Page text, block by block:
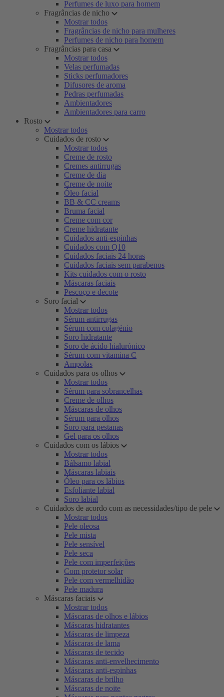
Perfumes de luxo para homem
Fragrâncias de nicho
Mostrar todos
Fragrâncias de nicho para mulheres
Perfumes de nicho para homem
Fragrâncias para casa
Mostrar todos
Velas perfumadas
Sticks perfumadores
Difusores de aroma
Pedras perfumadas
Ambientadores
Ambientadores para carro
Rosto
Mostrar todos
Cuidados de rosto
Mostrar todos
Creme de rosto
Cremes antirrugas
Creme de dia
Creme de noite
Óleo facial
BB & CC creams
Bruma facial
Creme com cor
Creme hidratante
Cuidados anti-espinhas
Cuidados com Q10
Cuidados faciais 24 horas
Cuidados faciais sem parabenos
Kits cuidados com o rosto
Máscaras faciais
Pescoço e decote
Soro facial
Mostrar todos
Sérum antirrugas
Sérum com colagénio
Soro hidratante
Soro de ácido hialurónico
Sérum com vitamina C
Ampolas
Cuidados para os olhos
Mostrar todos
Sérum para sobrancelhas
Creme de olhos
Máscaras de olhos
Sérum para olhos
Soro para pestanas
Gel para os olhos
Cuidados com os lábios
Mostrar todos
Bálsamo labial
Máscaras labiais
Óleo para os lábios
Esfoliante labial
Soro labial
Cuidados de acordo com as necessidades/tipo de pele
Mostrar todos
Pele oleosa
Pele mista
Pele sensível
Pele seca
Pele com imperfeições
Com protetor solar
Pele com vermelhidão
Pele madura
Máscaras faciais
Mostrar todos
Máscaras de olhos e lábios
Máscaras hidratantes
Máscaras de limpeza
Máscaras de lama
Máscaras de tecido
Máscaras anti-envelhecimento
Máscaras anti-espinhas
Máscaras de brilho
Máscaras de noite